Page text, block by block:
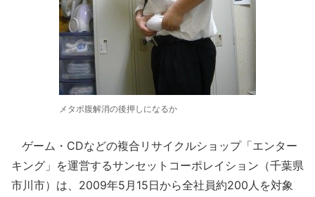
メタボ腹解消の後押しになるか
ゲーム・CDなどの複合リサイクルショップ「エンター
キング」を運営するサンセットコーポレイション（千葉県
市川市）は、2009年5月15日から全社員約200人を対象